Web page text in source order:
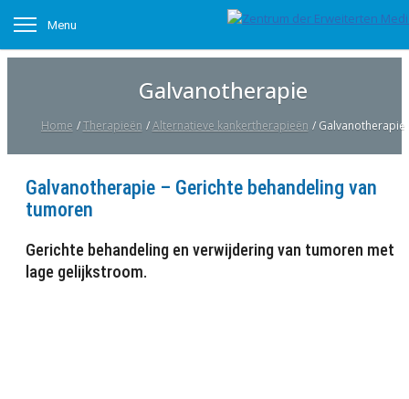
Galvanotherapie
Home /Therapieën /Alternatieve kankertherapieën / Galvanotherapie
Galvanotherapie – Gerichte behandeling van
tumoren
Gerichte behandeling en verwijdering van tumoren met
lage gelijkstroom.
Menu